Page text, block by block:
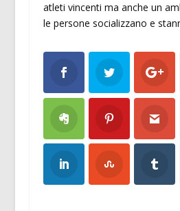
atleti vincenti ma anche un
le persone socializzano e